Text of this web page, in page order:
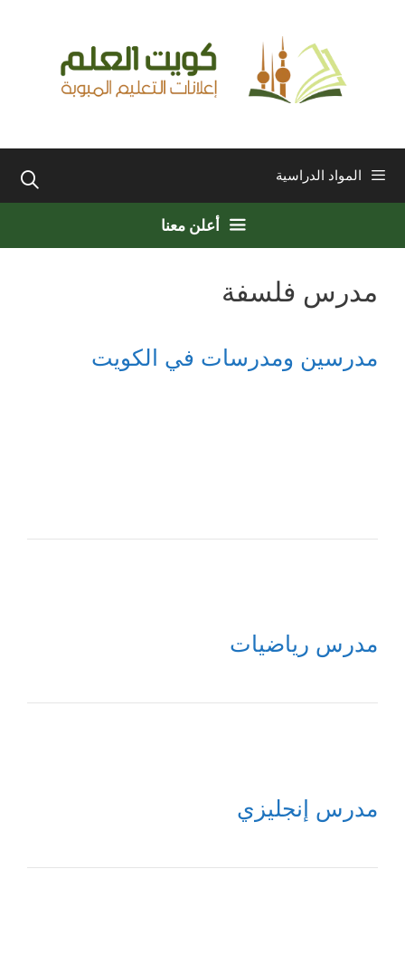
المواد الدراسية
أعلن معنا
مدرس فلسفة
مدرسين ومدرسات في الكويت
مدرس رياضيات
مدرس إنجليزي